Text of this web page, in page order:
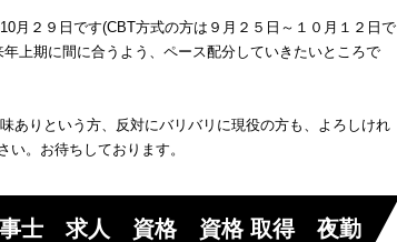
月２９日です(CBT方式の方は９月２５日～１０月１２日で
上期に間に合うよう、ペース配分していきたいところで
ありという方、反対にバリバリに現役の方も、よろしけれ
。お待ちしております。
士 求人 資格 資格 取得 夜勤